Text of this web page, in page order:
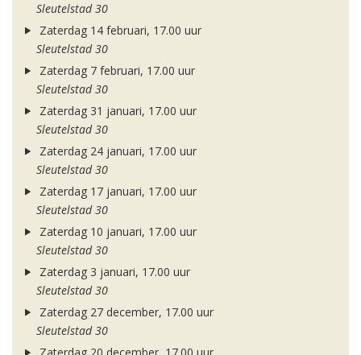
Sleutelstad 30
Zaterdag 14 februari, 17.00 uur
Sleutelstad 30
Zaterdag 7 februari, 17.00 uur
Sleutelstad 30
Zaterdag 31 januari, 17.00 uur
Sleutelstad 30
Zaterdag 24 januari, 17.00 uur
Sleutelstad 30
Zaterdag 17 januari, 17.00 uur
Sleutelstad 30
Zaterdag 10 januari, 17.00 uur
Sleutelstad 30
Zaterdag 3 januari, 17.00 uur
Sleutelstad 30
Zaterdag 27 december, 17.00 uur
Sleutelstad 30